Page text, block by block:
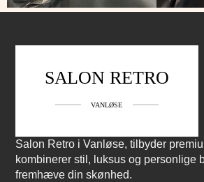
Salon Retro i Vanløse, tilbyder
kombinerer stil, luksus og personlige
fremhæve din skønhed.